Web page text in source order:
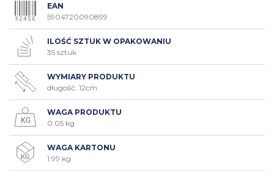
EAN
5904720090899
ILOŚĆ SZTUK W OPAKOWANIU
35 sztuk
WYMIARY PRODUKTU
długość: 12cm
WAGA PRODUKTU
0.05 kg
WAGA KARTONU
1.99 kg